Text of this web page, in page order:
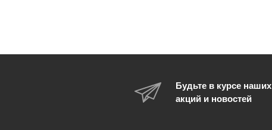
Будьте в курсе наших
акций и новостей